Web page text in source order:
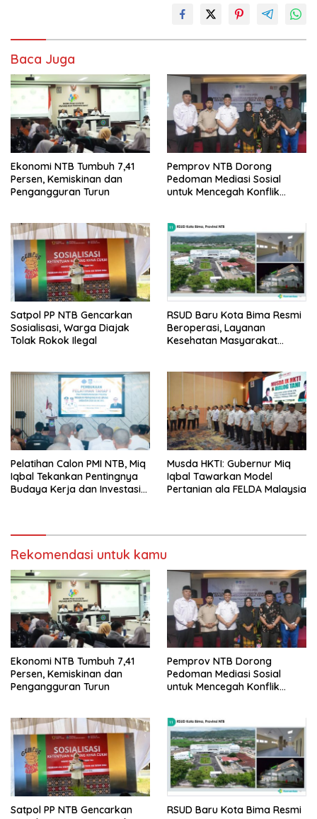
Baca Juga
Ekonomi NTB Tumbuh 7,41
Persen, Kemiskinan dan
Pengangguran Turun
Pemprov NTB Dorong
Pedoman Mediasi Sosial
untuk Mencegah Konflik
Satpol PP NTB Gencarkan
Sosialisasi, Warga Diajak
Tolak Rokok Ilegal
RSUD Baru Kota Bima Resmi
Beroperasi, Layanan
Kesehatan Masyarakat
Pelatihan Calon PMI NTB, Miq
Iqbal Tekankan Pentingnya
Budaya Kerja dan Investasi
Musda HKTI: Gubernur Miq
Iqbal Tawarkan Model
Pertanian ala FELDA Malaysia
Rekomendasi untuk kamu
Ekonomi NTB Tumbuh 7,41
Persen, Kemiskinan dan
Pengangguran Turun
Pemprov NTB Dorong
Pedoman Mediasi Sosial
untuk Mencegah Konflik
Satpol PP NTB Gencarkan
RSUD Baru Kota Bima Resmi